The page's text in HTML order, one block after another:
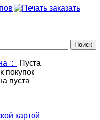
:
Пуста
покупок
пуста
картой